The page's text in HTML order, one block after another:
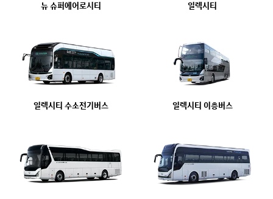
뉴 슈퍼에어로시티 일렉시티
일렉시티 수소전기버스 일렉시티 이층버스